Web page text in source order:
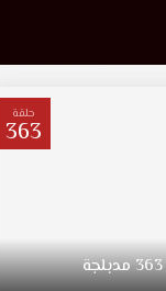
حلقة
363
363مدبلجة